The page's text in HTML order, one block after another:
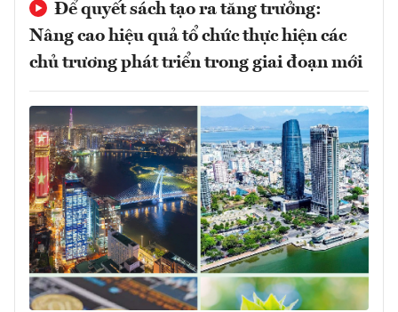
Để quyết sách tạo ra tăng trưởng:
Nâng cao hiệu quả tổ chức thực hiện các
chủ trương phát triển trong giai đoạn mới